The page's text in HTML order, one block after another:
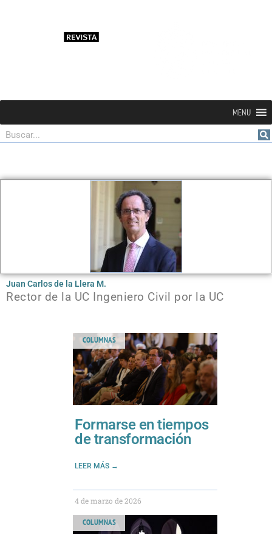
MENU
Buscar
Juan Carlos de la Llera M.
Rector de la UC Ingeniero Civil por la UC
COLUMNAS
Formarse en tiempos
de transformación
LEER MÁS →
4 de marzo de 2026
COLUMNAS